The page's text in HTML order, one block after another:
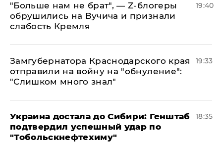
​"Больше нам не брат", — Z-блогеры
обрушились на Вучича и признали
слабость Кремля
19:40
Замгубернатора Краснодарского края
отправили на войну на "обнуление":
"Слишком много знал"
19:33
Украина достала до Сибири: Генштаб
подтвердил успешный удар по
"Тобольскнефтехиму"
18:35